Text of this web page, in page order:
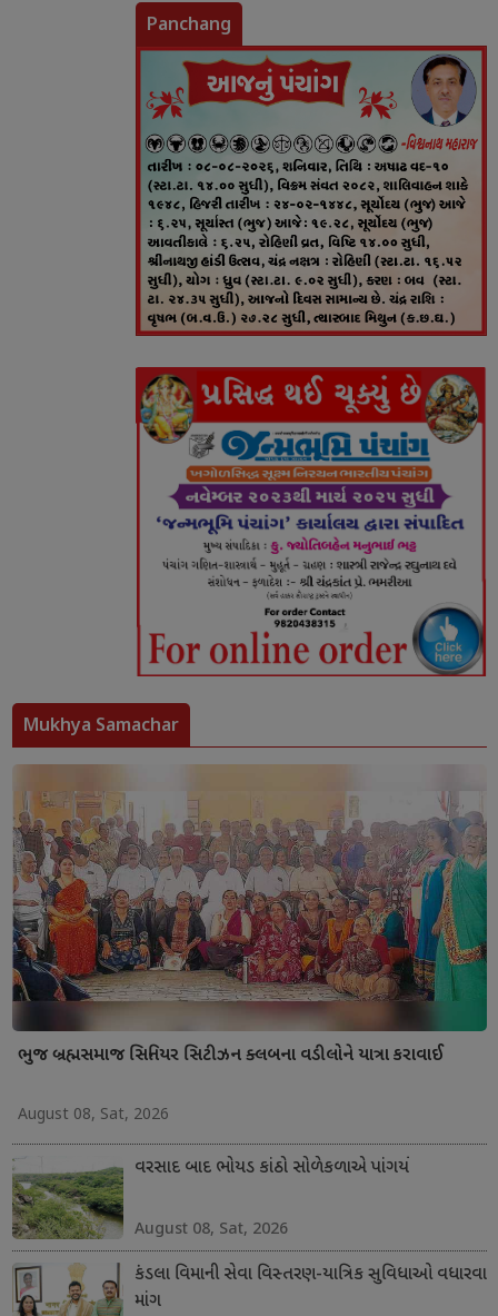
Panchang
Mukhya Samachar
ભુજ બ્રહ્મસમાજ સિનિયર સિટીઝન ક્લબના વડીલોને યાત્રા કરાવાઈ
August 08, Sat, 2026
વરસાદ બાદ ભોયડ કાંઠો સોળેકળાએ પાંગર્યો
August 08, Sat, 2026
કંડલા વિમાની સેવા વિસ્તરણ-યાત્રિક સુવિધાઓ વધારવા
માંગ